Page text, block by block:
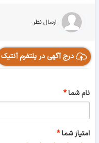
ارسال نظر
درج آگهی در پلتفرم آنتیک
نام شما
امتیاز شما